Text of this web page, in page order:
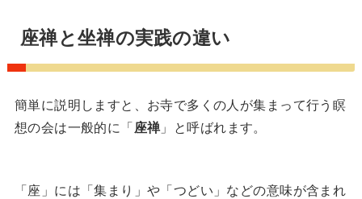
座禅と坐禅の実践の違い
簡単に説明しますと、お寺で多くの人が集まって行う瞑
想の会は一般的に「 座禅」と呼ばれます。
「座」には「集まり」や「つどい」などの意味が含まれ